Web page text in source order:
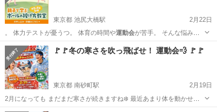
東京都 池尻大橋駅
2月22日
。 体力テストが憂うつ。 体育の時間や運動会が苦手。 そんな悩みを
解消し、おとなと…
東京 世田谷区 池尻大橋駅 スポーツ 子ども
🚩🚩冬の寒さを吹っ飛ばせ！ 運動会💨 🚩🚩
東京都 南砂町駅
2月19日
2月になっても まだまだ寒さが続きますね❄️ 最近あまり体を動かせて
いないな…なんてことありませんか？ そんな時は体を動かして 元気チ